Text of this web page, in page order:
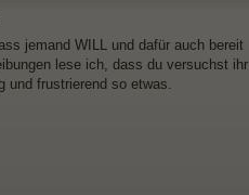
jemand WILL und dafür auch bereit
lese ich, dass du versuchst ihr
und frustrierend so etwas.